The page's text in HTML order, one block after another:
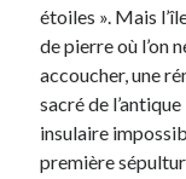
étoiles ». Mais
de pierre où l’on
accoucher, une
sacré de l’antique
insulaire
première